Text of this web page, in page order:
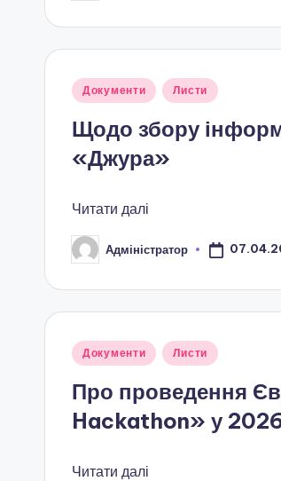
о
а
л
н
ї
о
Опубліковано
Документи Листи
Щодо збору
«Джура»
Читати далі
Опубліковано
Адміністратор
Опубліковано
Документи Листи
Про проведення
Hackathon» у
Читати далі